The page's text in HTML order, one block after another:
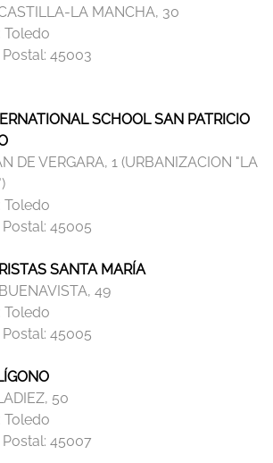
LA MANCHA, 30
Toledo
Postal:45003
SCHOOL SAN PATRICIO
DE VERGARA, 1 (URBANIZACION "LA
Toledo
Postal:45005
SANTA MARÍA
49
Toledo
Postal:45005
50
Toledo
Postal:45007